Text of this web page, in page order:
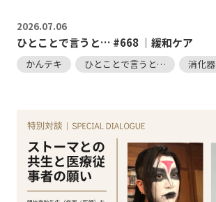
2026.07.06
ひとことで言うと… #668 ｜緩和ケア
かんテキ ひとことで言うと… 消化器